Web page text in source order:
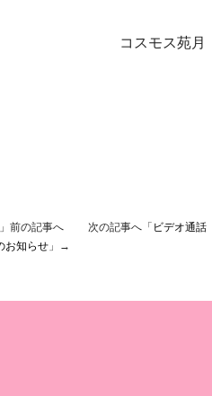
ス苑月
」前の記事へ 次の記事へ「 ビデオ通話
お知らせ 」→